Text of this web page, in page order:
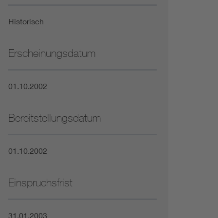
Historisch
Erscheinungsdatum
01.10.2002
Bereitstellungsdatum
01.10.2002
Einspruchsfrist
31.01.2003